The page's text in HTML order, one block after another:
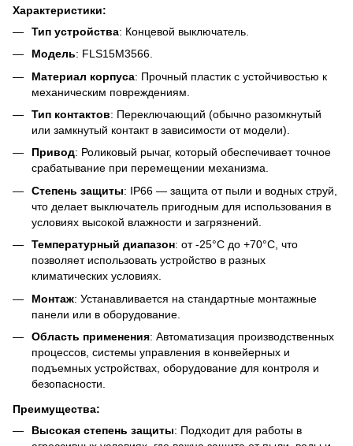
Характеристики:
Тип устройства: Концевой выключатель.
Модель: FLS15M3566.
Материал корпуса: Прочный пластик с устойчивостью к
механическим повреждениям.
Тип контактов: Переключающий (обычно разомкнутый
или замкнутый контакт в зависимости от модели).
Привод: Роликовый рычаг, который обеспечивает точное
срабатывание при перемещении механизма.
Степень защиты: IP66 — защита от пыли и водных струй,
что делает выключатель пригодным для использования в
условиях высокой влажности и загрязнений.
Температурный диапазон: от -25°C до +70°C, что
позволяет использовать устройство в разных
климатических условиях.
Монтаж: Устанавливается на стандартные монтажные
панели или в оборудование.
Область применения: Автоматизация производственных
процессов, системы управления в конвейерных и
подъемных устройствах, оборудование для контроля и
безопасности.
Преимущества:
Высокая степень защиты: Подходит для работы в